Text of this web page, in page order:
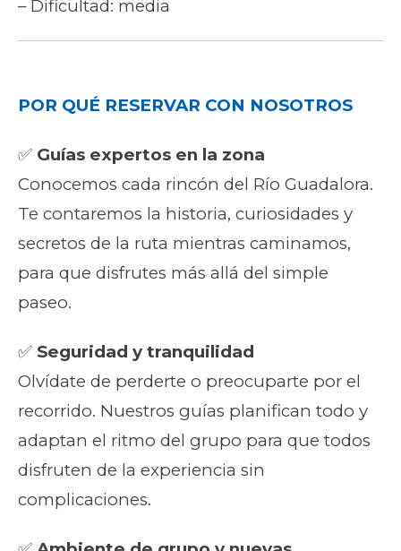
– Dificultad: media
POR QUÉ RESERVAR CON NOSOTROS
✅ Guías expertos en la zona
Conocemos cada rincón del Río Guadalora.
Te contaremos la historia, curiosidades y
secretos de la ruta mientras caminamos,
para que disfrutes más allá del simple
paseo.
✅ Seguridad y tranquilidad
Olvídate de perderte o preocuparte por el
recorrido. Nuestros guías planifican todo y
adaptan el ritmo del grupo para que todos
disfruten de la experiencia sin
complicaciones.